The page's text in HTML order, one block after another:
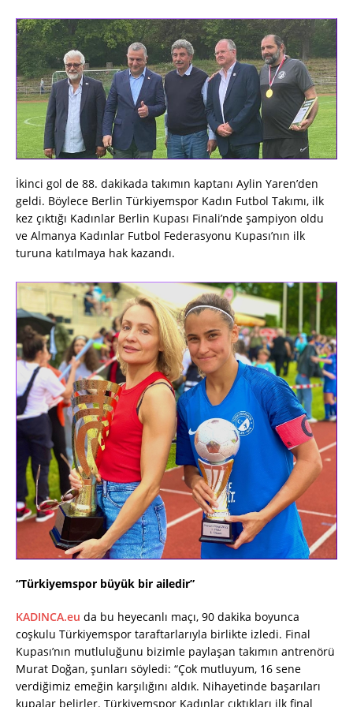
İkinci gol de 88. dakikada takımın kaptanı Aylin Yaren’den
geldi. Böylece Berlin Türkiyemspor Kadın Futbol Takımı, ilk
kez çıktığı Kadınlar Berlin Kupası Finali’nde şampiyon oldu
ve Almanya Kadınlar Futbol Federasyonu Kupası’nın ilk
turuna katılmaya hak kazandı.
“Türkiyemspor büyük bir ailedir”
KADINCA.eu da bu heyecanlı maçı, 90 dakika boyunca
coşkulu Türkiyemspor taraftarlarıyla birlikte izledi. Final
Kupası’nın mutluluğunu bizimle paylaşan takımın antrenörü
Murat Doğan, şunları söyledi: “Çok mutluyum, 16 sene
verdiğimiz emeğin karşılığını aldık. Nihayetinde başarıları
kupalar belirler. Türkiyemspor Kadınlar çıktıkları ilk final